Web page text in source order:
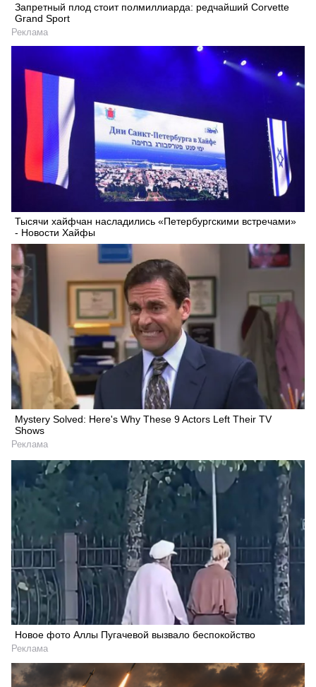
Запретный плод стоит полмиллиарда: редчайший Corvette
Grand Sport
Реклама
Тысячи хайфчан насладились «Петербургскими встречами»
- Новости Хайфы
Mystery Solved: Here's Why These 9 Actors Left Their TV
Shows
Реклама
Новое фото Аллы Пугачевой вызвало беспокойство
Реклама